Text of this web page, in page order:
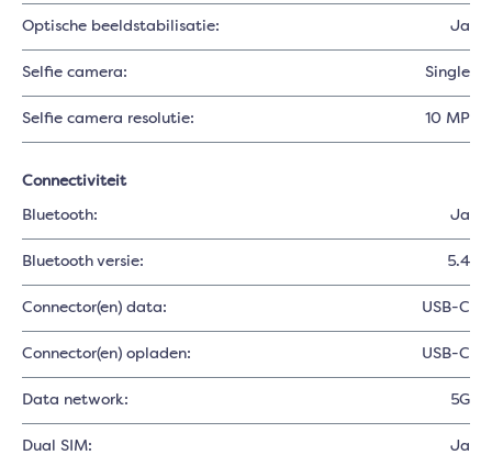
Optische beeldstabilisatie: Ja
Selfie camera: Single
Selfie camera resolutie: 10 MP
Connectiviteit
Bluetooth: Ja
Bluetooth versie: 5.4
Connector(en) data: USB-C
Connector(en) opladen: USB-C
Data network: 5G
Dual SIM: Ja